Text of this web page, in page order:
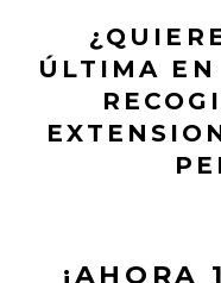
ÚLTIMA EN
¡AHORA